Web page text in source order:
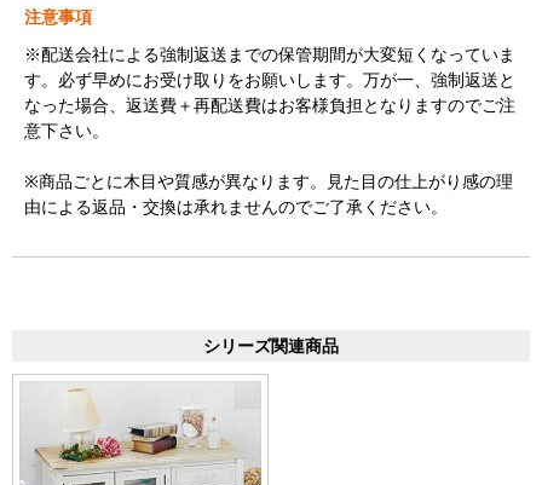
注意事項
※配送会社による強制返送までの保管期間が大変短くなっていま
す。必ず早めにお受け取りをお願いします。万が一、強制返送と
なった場合、返送費＋再配送費はお客様負担となりますのでご注
意下さい。
※商品ごとに木目や質感が異なります。見た目の仕上がり感の理
由による返品・交換は承れませんのでご了承ください。
シリーズ関連商品